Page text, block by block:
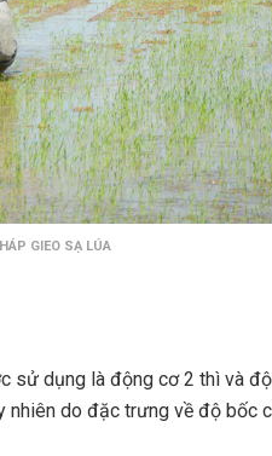
GIEO SẠ LÚA
sử dụng là động cơ 2 thì và
nhiên do đặc trưng về độ bốc